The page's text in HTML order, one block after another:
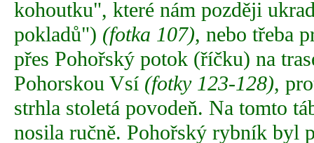
kohoutku", které nám později
pokladů") (fotka 107), nebo třeba
přes Pohořský potok (říčku) na
Pohorskou Vsí (fotky 123-128),
strhla stoletá povodeň. Na tomto
nosila ručně. Pohořský rybník byl